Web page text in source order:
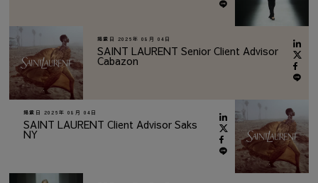
掲載日 2026年 08月 04日
SAINT LAURENT Senior Client Advisor
Cabazon
掲載日 2026年 08月 04日
SAINT LAURENT Client Advisor Saks
NY